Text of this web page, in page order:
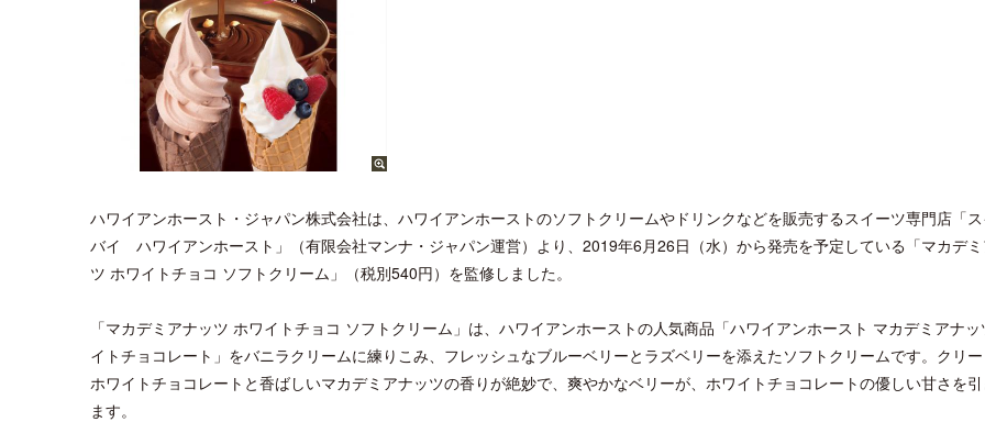
ハワイアンホースト・ジャパン株式会社は、ハワイアンホーストのソフトクリームやドリンクなどを販売するスイーツ専門店「
バイ ハワイアンホースト」（有限会社マンナ・ジャパン運営）より、2019年6月26日（水）から発売を予定している「マカデミ
ツ ホワイトチョコ ソフトクリーム」（税別540円）を監修しました。
「マカデミアナッツ ホワイトチョコ ソフトクリーム」は、ハワイアンホーストの人気商品「ハワイアンホースト マカデミアナッ
イトチョコレート」をバニラクリームに練りこみ、フレッシュなブルーベリーとラズベリーを添えたソフトクリームです。クリ
ホワイトチョコレートと香ばしいマカデミアナッツの香りが絶妙で、爽やかなベリーが、ホワイトチョコレートの優しい甘さを
ます。